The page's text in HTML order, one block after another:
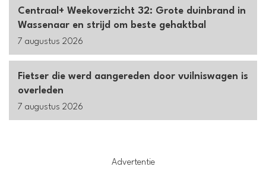
Centraal+ Weekoverzicht 32: Grote duinbrand in
Wassenaar en strijd om beste gehaktbal
7 augustus 2026
Fietser die werd aangereden door vuilniswagen is
overleden
7 augustus 2026
Advertentie